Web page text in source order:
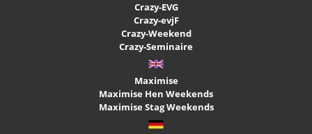
Crazy-EVG
Crazy-evjF
Crazy-Weekend
Crazy-Seminaire
Maximise
Maximise Hen Weekends
Maximise Stag Weekends